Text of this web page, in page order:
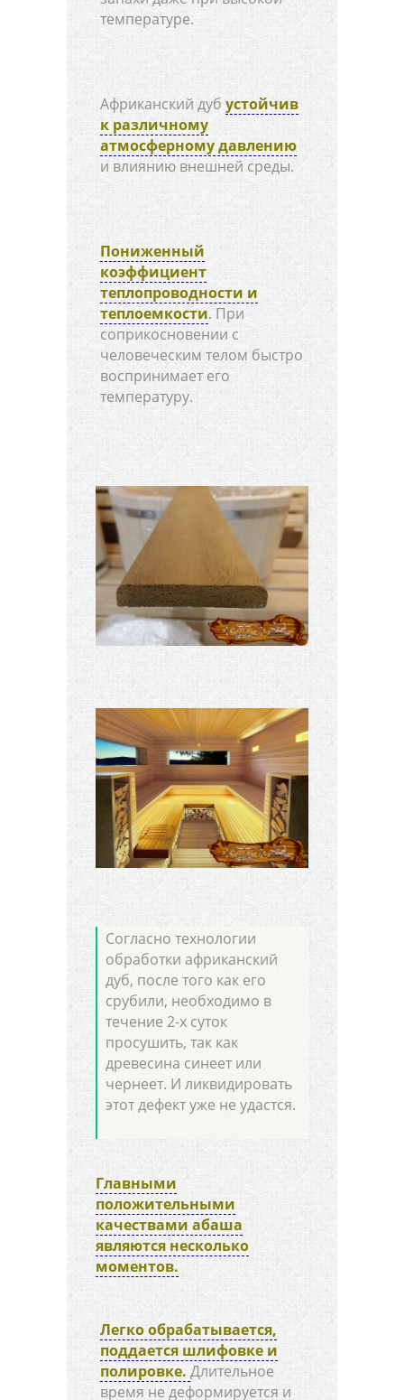
температуре.
Африканский дуб устойчив
к различному
атмосферному давлению
и влиянию внешней среды.
Пониженный
коэффициент
теплопроводности и
теплоемкости. При
соприкосновении с
человеческим телом быстро
воспринимает его
температуру.
Согласно технологии
обработки африканский
дуб, после того как его
срубили, необходимо в
течение 2-х суток
просушить, так как
древесина синеет или
чернеет. И ликвидировать
этот дефект уже не удастся.
Главными
положительными
качествами абаша
являются несколько
моментов.
Легко обрабатывается,
поддается шлифовке и
полировке. Длительное
время не деформируется и